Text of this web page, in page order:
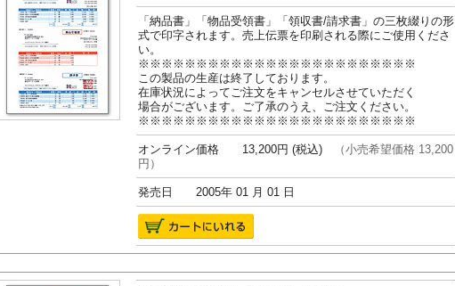
「納品書」「物品受領書」「領収書/請求書」の三枚綴りの形
式で印字されます。売上伝票を印刷される際にご使用くださ
い。
※※※※※※※※※※※※※※※※※※※※※※※※
この製品の生産は終了しております。
在庫状況によってご注文をキャンセルさせていただく
場合がございます。ご了承のうえ、ご注文ください。
※※※※※※※※※※※※※※※※※※※※※※※※
オンライン価格 13,200円 (税込)
（小売希望価格 13,200
円）
発売日 2005年 01 月 01 日